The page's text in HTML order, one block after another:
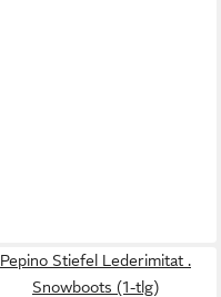
Pepino Stiefel Lederimitat .
Snowboots (1-tlg)